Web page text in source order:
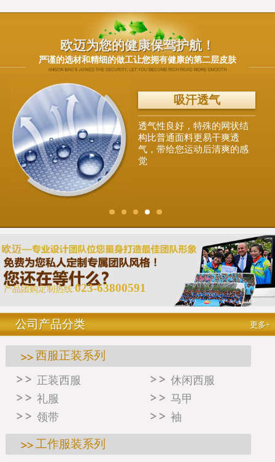
欧迈为您的健康保驾护航！
严谨的选材和精细的做工让您拥有健康的第二层皮肤
柔软亲肤
面料采用进口韩国丝，天然
环保，绝无任何添加剂，气
味清新，贴身穿安全健康
产品团购定制热线:023-63800591
更多+
公司产品分类
西服正装系列
正装西服
休闲西服
礼服
马甲
领带
袖
工作服装系列